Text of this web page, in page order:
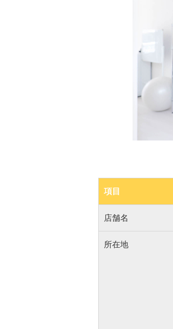
項目
店舗名
所在地